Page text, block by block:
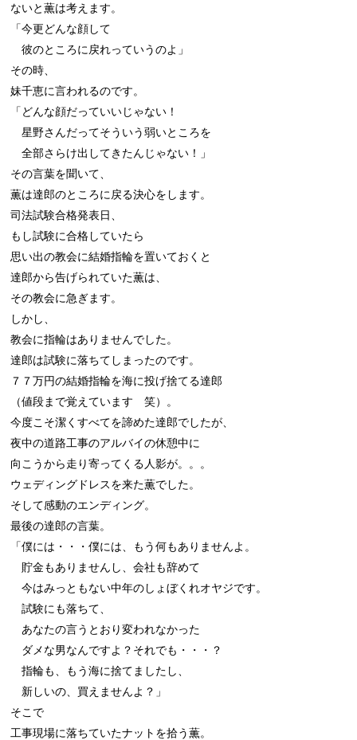
ないと薫は考えます。
「今更どんな顔して
彼のところに戻れっていうのよ」
その時、
妹千恵に言われるのです。
「どんな顔だっていいじゃない！
星野さんだってそういう弱いところを
全部さらけ出してきたんじゃない！」
その言葉を聞いて、
薫は達郎のところに戻る決心をします。
司法試験合格発表日、
もし試験に合格していたら
思い出の教会に結婚指輪を置いておくと
達郎から告げられていた薫は、
その教会に急ぎます。
しかし、
教会に指輪はありませんでした。
達郎は試験に落ちてしまったのです。
７７万円の結婚指輪を海に投げ捨てる達郎
（値段まで覚えています　笑）。
今度こそ潔くすべてを諦めた達郎でしたが、
夜中の道路工事のアルバイの休憩中に
向こうから走り寄ってくる人影が。。。
ウェディングドレスを来た薫でした。
そして感動のエンディング。
最後の達郎の言葉。
「僕には・・・僕には、もう何もありませんよ。
貯金もありませんし、会社も辞めて
今はみっともない中年のしょぼくれオヤジです。
試験にも落ちて、
あなたの言うとおり変われなかった
ダメな男なんですよ？それでも・・・？
指輪も、もう海に捨てましたし、
新しいの、買えませんよ？」
そこで
工事現場に落ちていたナットを拾う薫。